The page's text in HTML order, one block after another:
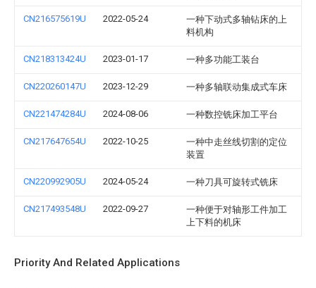
CN216575619U 2022-05-24
一种下动式多轴钻床的上
料机构
CN218313424U 2023-01-17 一种多功能工装台
CN220260147U 2023-12-29 一种多轴联动集成式车床
CN221474284U 2024-08-06 一种数控铣床加工平台
CN217647654U 2022-10-25
一种中走丝线切割的定位
装置
CN220992905U 2024-05-24 一种刀具可旋转式铣床
CN217493548U 2022-09-27
一种便于对轴形工件加工
上下料的机床
Priority And Related Applications